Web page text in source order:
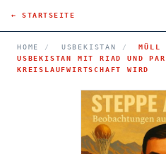
← STARTSEITE
HOME / USBEKISTAN /
MÜLL
USBEKISTAN MIT RIAD UND
KREISLAUFWIRTSCHAFT WIRD